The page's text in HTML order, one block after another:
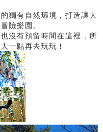
獨有自然環境，打造讓大
險樂園。
沒有預留時間在這裡，所
一點再去玩玩！